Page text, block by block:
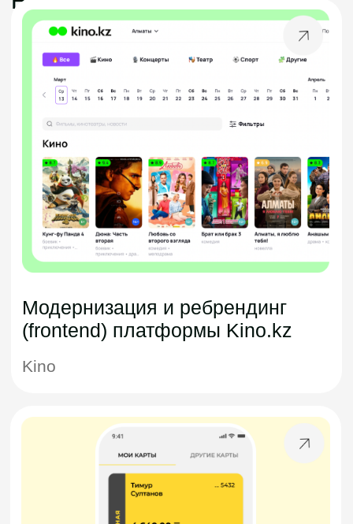
Backend
Frontend
PHP, Laravel, Golang, Python
(Django), Cuba platform (JMIX),
Java, Java Spring (Core, Boot,
MVC, Security, Data)
Vue, React, Angular, JavaScript,
Figma to HTML
интеллекта — яркое